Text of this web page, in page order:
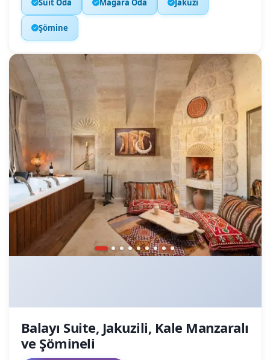
Suit Oda Mağara Oda Jakuzi
Şömine
Balayı Suite, Jakuzili, Kale Manzaralı
ve Şömineli